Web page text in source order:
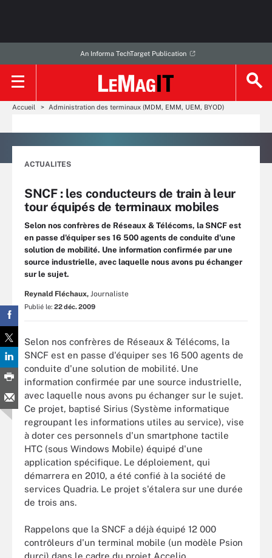
An Informa TechTarget Publication
Accueil Administration des terminaux (MDM, EMM, UEM, BYOD)
ACTUALITES
SNCF : les conducteurs de train à leur
tour équipés de terminaux mobiles
Selon nos confrères de Réseaux & Télécoms, la SNCF est
en passe d'équiper ses 16 500 agents de conduite d'une
solution de mobilité. Une information confirmée par une
source industrielle, avec laquelle nous avons pu échanger
sur le sujet.
Reynald Fléchaux, Journaliste
Publié le: 22 déc. 2009
Selon nos confrères de Réseaux & Télécoms, la
SNCF est en passe d'équiper ses 16 500 agents de
conduite d'une solution de mobilité. Une
information confirmée par une source industrielle,
avec laquelle nous avons pu échanger sur le sujet.
Ce projet, baptisé Sirius (Système informatique
regroupant les informations utiles au service), vise
à doter ces personnels d'un smartphone tactile
HTC (sous Windows Mobile) équipé d'une
application spécifique. Le déploiement, qui
démarrera en 2010, a été confié à la société de
services Quadria. Le projet s'étalera sur une durée
de trois ans.
Rappelons que la SNCF a déjà équipé 12 000
contrôleurs d'un terminal mobile (un modèle Psion
durci) dans le cadre du projet Accelio.